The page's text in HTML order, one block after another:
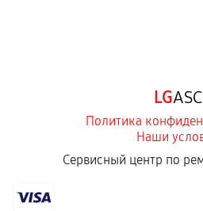
LGASC
Политика
Наши
Сервисный центр по